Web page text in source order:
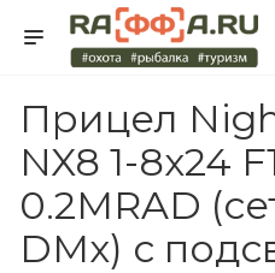
Прицел
NX8 1-8x24
0.2MRAD
DMx) с